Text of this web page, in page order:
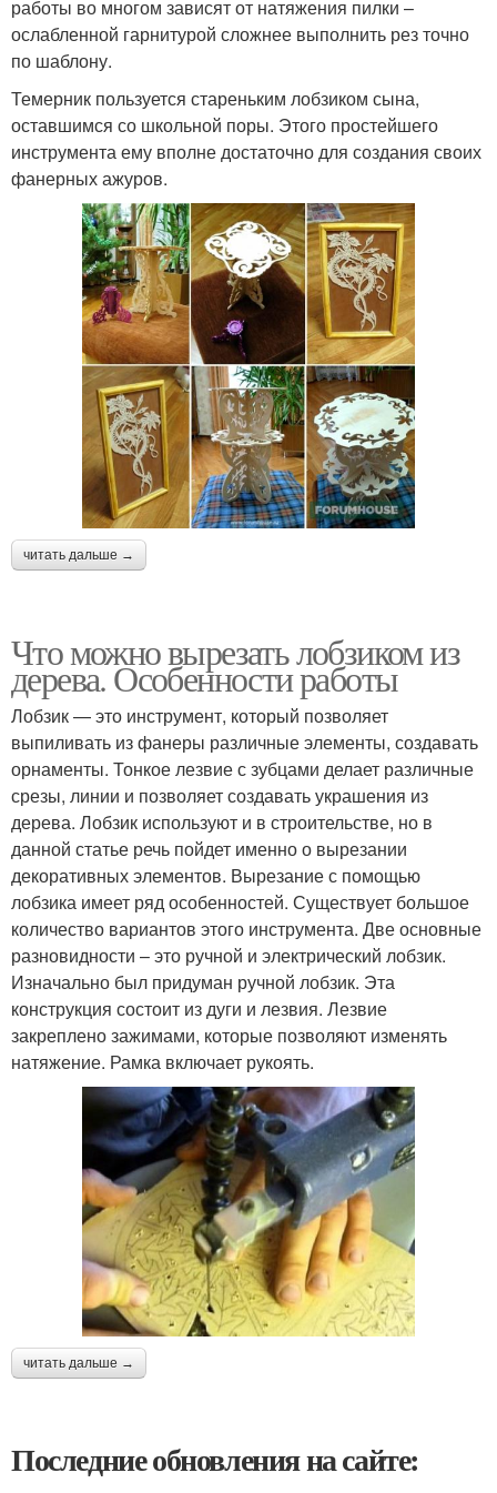
работы во многом зависят от натяжения пилки –
ослабленной гарнитурой сложнее выполнить рез точно
по шаблону.
Темерник пользуется стареньким лобзиком сына,
оставшимся со школьной поры. Этого простейшего
инструмента ему вполне достаточно для создания своих
фанерных ажуров.
читать дальше →
Что можно вырезать лобзиком из
дерева. Особенности работы
Лобзик — это инструмент, который позволяет
выпиливать из фанеры различные элементы, создавать
орнаменты. Тонкое лезвие с зубцами делает различные
срезы, линии и позволяет создавать украшения из
дерева. Лобзик используют и в строительстве, но в
данной статье речь пойдет именно о вырезании
декоративных элементов. Вырезание с помощью
лобзика имеет ряд особенностей. Существует большое
количество вариантов этого инструмента. Две основные
разновидности – это ручной и электрический лобзик.
Изначально был придуман ручной лобзик. Эта
конструкция состоит из дуги и лезвия. Лезвие
закреплено зажимами, которые позволяют изменять
натяжение. Рамка включает рукоять.
читать дальше →
Последние обновления на сайте: